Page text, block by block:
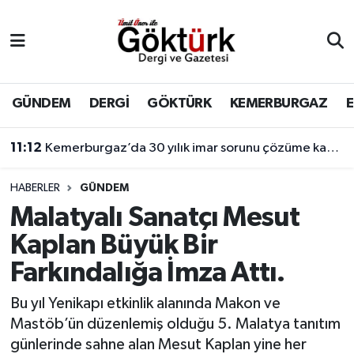
GÜNDEM DERGİ GÖKTÜRK KEMERBURGAZ
11:12 Kemerburgaz’da 30 yılık imar sorunu çözüme kavuşuyor
HABERLER GÜNDEM
Malatyalı Sanatçı Mesut
Kaplan Büyük Bir
Farkındalığa İmza Attı.
Bu yıl Yenikapı etkinlik alanında Makon ve
Mastöb’ün düzenlemiş olduğu 5. Malatya tanıtım
günlerinde sahne alan Mesut Kaplan yine her
BİLİM
DERGİ
DÜNYA
EĞİTİM
EKONOMİ
GÖKTÜRK
GÜNDEM
Eyüpsultan Hava Durumu
Eyüpsultan Trafik Yoğunluk Haritası
Süper Lig Puan Durumu ve Fikstür
Tüm Manşetler
Son Dakika Haberleri
Haber Arşivi